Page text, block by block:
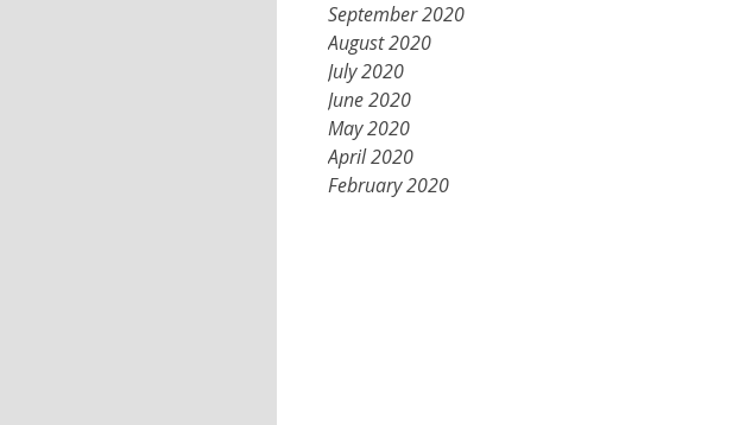
September 2020
August 2020
July 2020
June 2020
May 2020
April 2020
February 2020